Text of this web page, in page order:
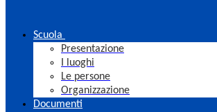
Scuola
Presentazione
I luoghi
Le persone
Organizzazione
Documenti